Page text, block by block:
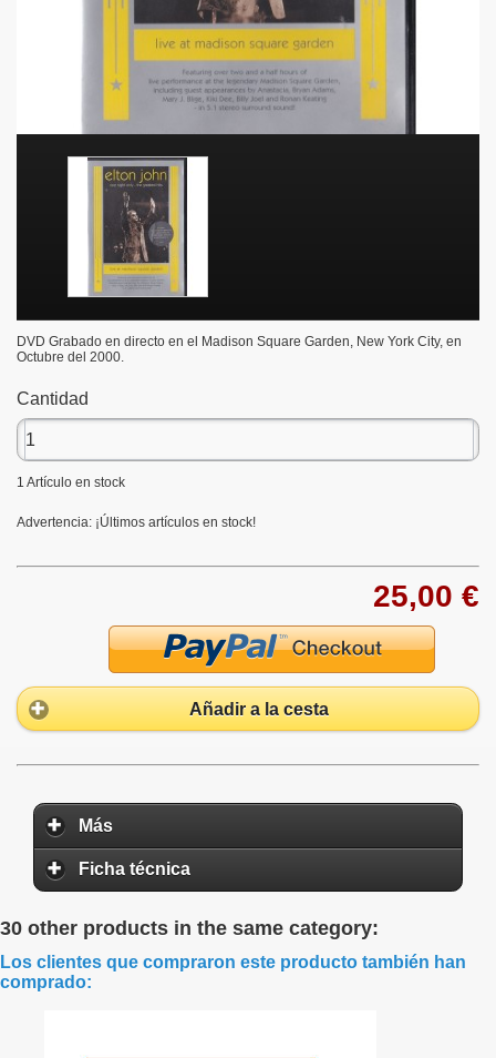
DVD Grabado en directo en el Madison Square Garden, New York City, en
Octubre del 2000.
Cantidad
1 Artículo en stock
Advertencia: ¡Últimos artículos en stock!
25,00 €
Añadir a la cesta
Más
Ficha técnica
30 other products in the same category:
Los clientes que compraron este producto también han
comprado: